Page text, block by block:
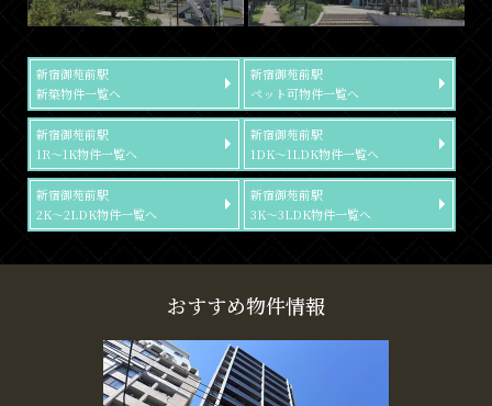
新宿御苑前駅
新築物件一覧へ
新宿御苑前駅
ペット可物件一覧へ
新宿御苑前駅
1R～1K物件一覧へ
新宿御苑前駅
1DK～1LDK物件一覧へ
新宿御苑前駅
2K～2LDK物件一覧へ
新宿御苑前駅
3K～3LDK物件一覧へ
おすすめ物件情報